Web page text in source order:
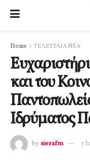
Home ΤΕΛΕΥΤΑΙΑ ΝΕΑ
και του
Ιδρύματος
by sierafm 7